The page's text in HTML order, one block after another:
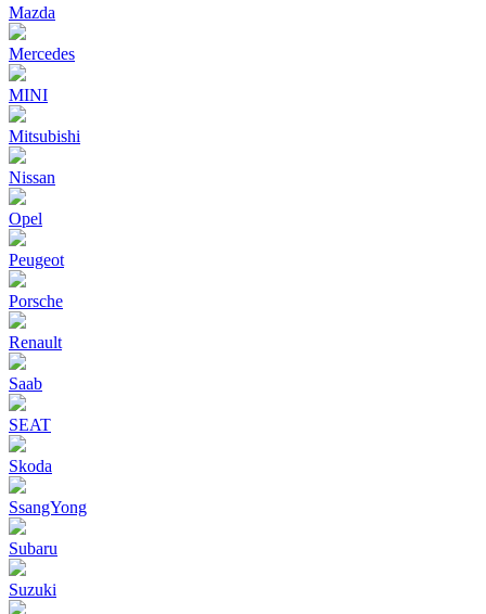
Mazda
Mercedes
MINI
Mitsubishi
Nissan
Opel
Peugeot
Porsche
Renault
Saab
SEAT
Skoda
SsangYong
Subaru
Suzuki